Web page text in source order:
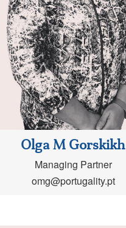
Olga M Gorskikh
Managing Partner
omg@portugality.pt